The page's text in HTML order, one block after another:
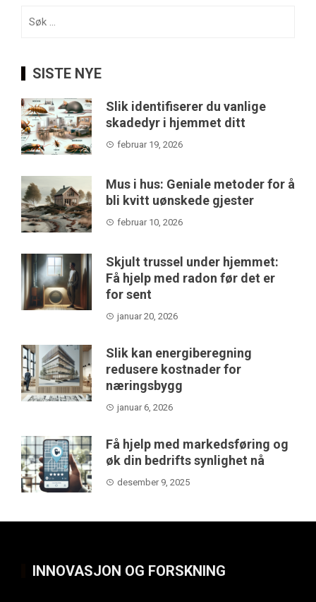
etter:
SISTE NYE
Slik identifiserer du vanlige
skadedyr i hjemmet ditt
februar 19, 2026
Mus i hus: Geniale metoder for å
bli kvitt uønskede gjester
februar 10, 2026
Skjult trussel under hjemmet:
Få hjelp med radon før det er
for sent
januar 20, 2026
Slik kan energiberegning
redusere kostnader for
næringsbygg
januar 6, 2026
Få hjelp med markedsføring og
øk din bedrifts synlighet nå
desember 9, 2025
INNOVASJON OG FORSKNING